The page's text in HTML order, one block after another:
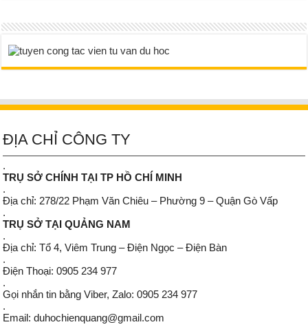
ĐỊA CHỈ CÔNG TY
.
TRỤ SỞ CHÍNH TẠI TP HỒ CHÍ MINH
.
Địa chỉ: 278/22 Phạm Văn Chiêu – Phường 9 – Quận Gò Vấp
.
TRỤ SỞ TẠI QUẢNG NAM
.
Địa chỉ: Tổ 4, Viêm Trung – Điện Ngọc – Điện Bàn
.
Điện Thoại: 0905 234 977
.
Gọi nhắn tin bằng Viber, Zalo: 0905 234 977
.
Email: duhochienquang@gmail.com